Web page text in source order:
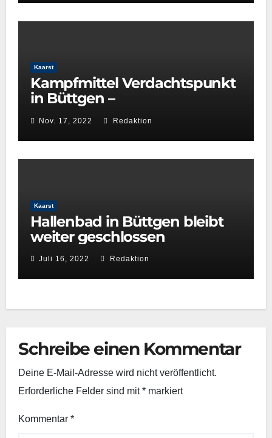
Kaarst
Kampfmittel Verdachtspunkt
in Büttgen –
Einschränkungen S‑Bahn-
und Straßenverkehr –
Nachtrag
Nov. 17, 2022 Redaktion
Kaarst
Hallenbad in Büttgen bleibt
weiter geschlossen
Juli 16, 2022 Redaktion
Schreibe einen Kommentar
Deine E-Mail-Adresse wird nicht veröffentlicht.
Erforderliche Felder sind mit* markiert
Kommentar *